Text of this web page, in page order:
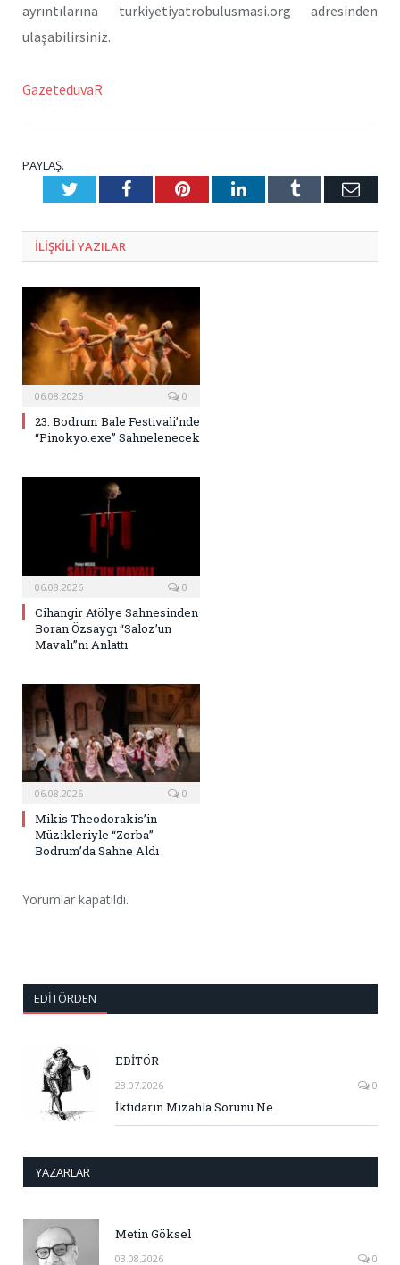
ayrıntılarına turkiyetiyatrobulusmasi.org adresinden
ulaşabilirsiniz.
GazeteduvaR
PAYLAŞ.
TwitterFacebookPinterestLinkedInTumblr E-
ILIŞKILI YAZILAR
06.08.2026 0
23. Bodrum Bale Festivali’nde
“Pinokyo.exe” Sahnelenecek
06.08.2026 0
Cihangir Atölye Sahnesinden
Boran Özsaygı “Saloz’un
Mavalı”nı Anlattı
06.08.2026 0
Mikis Theodorakis’in
Müzikleriyle “Zorba”
Bodrum’da Sahne Aldı
Yorumlar kapatıldı.
EDITÖRDEN
EDİTÖR
28.07.2026 0
İktidarın Mizahla Sorunu Ne
YAZARLAR
Metin Göksel
03.08.2026 0